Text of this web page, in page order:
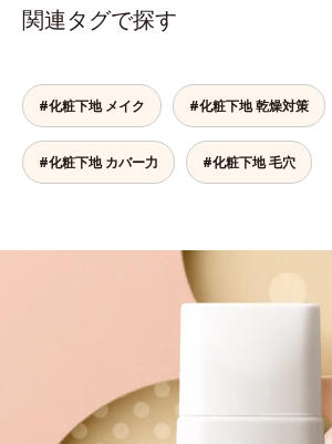
関連タグで探す
#化粧下地 メイク #化粧下地 乾燥対策
#化粧下地 カバー力 #化粧下地 毛穴